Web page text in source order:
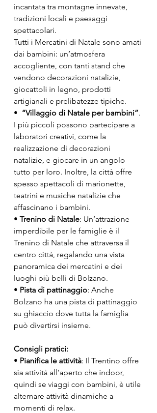
incantata tra montagne innevate,
tradizioni locali e paesaggi
spettacolari.
Tutti i Mercatini di Natale sono amati
dai bambini: un’atmosfera
accogliente, con tanti stand che
vendono decorazioni natalizie,
giocattoli in legno, prodotti
artigianali e prelibatezze tipiche.
• “Villaggio di Natale per bambini”.
I più piccoli possono partecipare a
laboratori creativi, come la
realizzazione di decorazioni
natalizie, e giocare in un angolo
tutto per loro. Inoltre, la città offre
spesso spettacoli di marionette,
teatrini e musiche natalizie che
affascinano i bambini.
• Trenino di Natale: Un’attrazione
imperdibile per le famiglie è il
Trenino di Natale che attraversa il
centro città, regalando una vista
panoramica dei mercatini e dei
luoghi più belli di Bolzano.
• Pista di pattinaggio: Anche
Bolzano ha una pista di pattinaggio
su ghiaccio dove tutta la famiglia
può divertirsi insieme.
Consigli pratici:
• Pianifica le attività: Il Trentino offre
sia attività all’aperto che indoor,
quindi se viaggi con bambini, è utile
alternare attività dinamiche a
momenti di relax.